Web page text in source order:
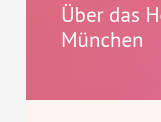
Über das
München